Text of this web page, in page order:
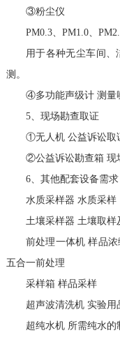
③粉尘仪
PM0.3、PM1.0、
用于各种无尘车间
测。
④多功能声级计 测量
5、现场勘查取证
①无人机 公益诉讼取
②公益诉讼勘查箱 现
6、其他配套设备需求
水质采样器 水质采样
土壤采样器 土壤取样
前处理一体机 样品
五合一前处理
采样箱 样品采样
超声波清洗机 实验用
超纯水机 所需纯水的